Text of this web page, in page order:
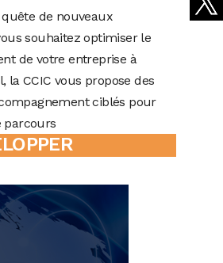
quête de nouveaux
souhaitez optimiser le
de votre entreprise à
la CCIC vous propose des
ciblés pour
parcours